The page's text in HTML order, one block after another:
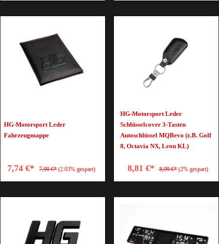
HG-Motorsport Leder
Fahrzeugmappe
7,74 €* 7,90 €* (2.03% gespart)
HG-Motorsport Leder
Schlüsselcover 3-Tasten
Autoschlüssel MQBevo (z.B. Golf
8, Octavia NX, Leon KL)
8,81 €* 8,99 €* (2% gespart)